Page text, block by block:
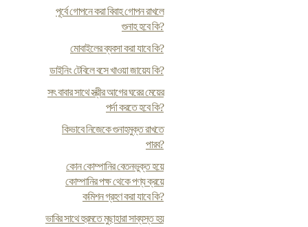
পূর্বে গোপনে করা বিবাহ গোপন রাখলে
গুনাহ হবে কি?
মোবাইলের ব্যবসা করা যাবে কি?
ডাইনিং টেবিলে বসে খাওয়া জায়েয কি?
সৎ বাবার সাথে স্ত্রীর আগের ঘরের মেয়ের
পর্দা করতে হবে কি?
কিভাবে নিজেকে গুনাহমুক্ত রাখতে
পারব?
কোন কোম্পানির বেতনভুক্ত হয়ে
কোম্পানির পক্ষ থেকে পণ্য ক্রয়ে
কমিশন গ্রহণ করা যাবে কি?
ভাবির সাথে হুরমতে মুছাহারা সাব্যস্ত হয়